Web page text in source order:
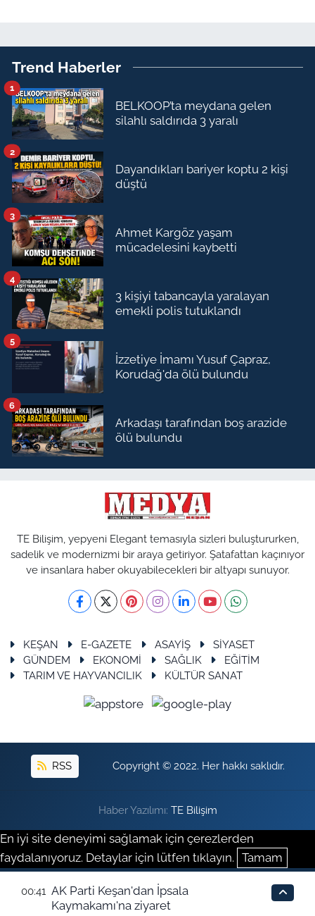
Trend Haberler
BELKOOP’ta meydana gelen
silahlı saldırıda 3 yaralı
1
Dayandıkları bariyer koptu 2 kişi
düştü
2
Ahmet Kargöz yaşam
mücadelesini kaybetti
3
3 kişiyi tabancayla yaralayan
emekli polis tutuklandı
4
İzzetiye İmamı Yusuf Çapraz,
Korudağ'da ölü bulundu
5
Arkadaşı tarafından boş arazide
ölü bulundu
6
TE Bilişim, yepyeni Elegant temasıyla sizleri buluştururken,
sadelik ve modernizmi bir araya getiriyor. Şatafattan kaçınıyor
ve insanlara haber okuyabilecekleri bir altyapı sunuyor.
KEŞAN E-GAZETE ASAYİŞ
SİYASET
GÜNDEM
EKONOMİ SAĞLIK
EĞİTİM
TARIM VE HAYVANCILIK
KÜLTÜR SANAT
RSS Copyright © 2022. Her hakkı saklıdır.
Haber Yazılımı: TE Bilişim
En iyi site deneyimi sağlamak için çerezlerden
faydalanıyoruz. Detaylar için lütfen tıklayın. Tamam
00:41 AK Parti Keşan'dan İpsala
Kaymakamı'na ziyaret